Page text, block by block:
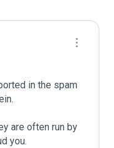
in the spam
are often run by
you.